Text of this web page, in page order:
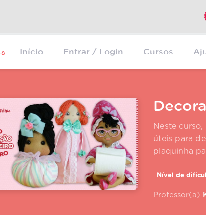
Início Entrar / Login Cursos
Neste
úteis para
plaquinha
Nível de
Professor(a)